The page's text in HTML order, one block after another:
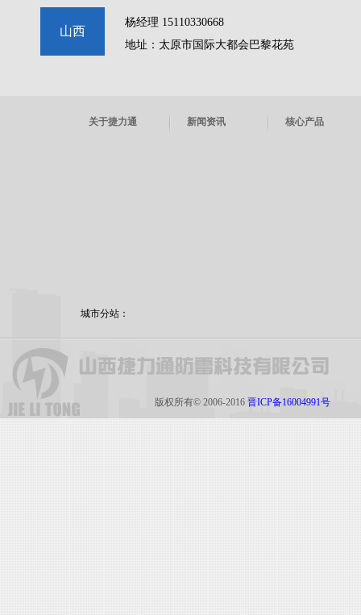
山西
杨经理 15110330668
地址：太原市国际大都会巴黎花苑
关于捷力通 新闻资讯 核心产品
城市分站：
版权所有© 2006-2016 晋ICP备16004991号